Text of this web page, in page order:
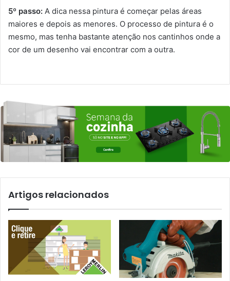
5º passo: A dica nessa pintura é começar pelas áreas
maiores e depois as menores. O processo de pintura é o
mesmo, mas tenha bastante atenção nos cantinhos onde a
cor de um desenho vai encontrar com a outra.
Artigos relacionados